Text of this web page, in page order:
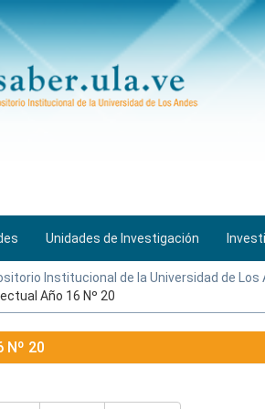
Unidades de Investigación
Institucional de la Universidad de Los
Año 16 Nº 20
Nº 20